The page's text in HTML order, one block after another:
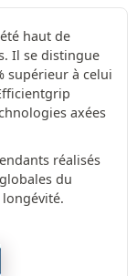
haut de
Il se distingue
supérieur à celui
axées
réalisés
du